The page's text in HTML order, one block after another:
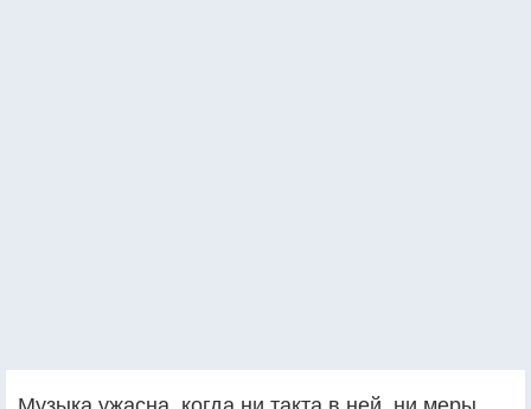
Музыка ужасна, когда ни такта в ней, ни меры